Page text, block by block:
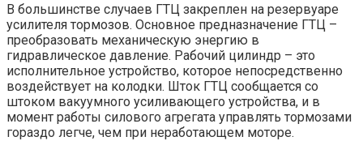
В большинстве случаев ГТЦ закреплен на резервуаре
усилителя тормозов. Основное предназначение ГТЦ –
преобразовать механическую энергию в
гидравлическое давление. Рабочий цилиндр – это
исполнительное устройство, которое непосредственно
воздействует на колодки. Шток ГТЦ сообщается со
штоком вакуумного усиливающего устройства, и в
момент работы силового агрегата управлять тормозами
гораздо легче, чем при неработающем моторе.